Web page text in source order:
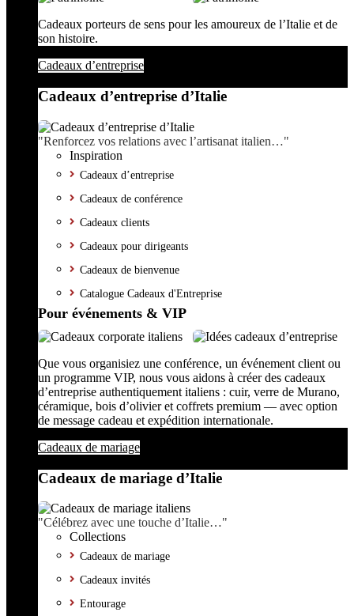
Cadeaux porteurs de sens pour les amoureux de l’Italie et de
son histoire.
Cadeaux d’entreprise
Cadeaux d’entreprise d’Italie
"Renforcez vos relations avec l’artisanat italien…"
Inspiration
Cadeaux d’entreprise
Cadeaux de conférence
Cadeaux clients
Cadeaux pour dirigeants
Cadeaux de bienvenue
Catalogue Cadeaux d'Entreprise
Pour événements & VIP
Que vous organisiez une conférence, un événement client ou
un programme VIP, nous vous aidons à créer des cadeaux
d’entreprise authentiquement italiens : cuir, verre de Murano,
céramique, bois d’olivier et coffrets premium — avec option
de message cadeau et expédition internationale.
Cadeaux de mariage
Cadeaux de mariage d’Italie
"Célébrez avec une touche d’Italie…"
Collections
Cadeaux de mariage
Cadeaux invités
Entourage